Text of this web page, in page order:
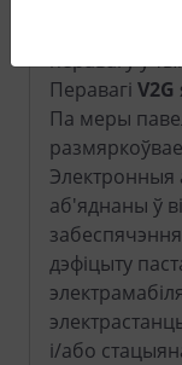
захоўвання
перавагу ў
Перавагі V2G
Па меры
Электронныя
аб'яднаны ў
забеспячэння
дэфіцыту
і/або